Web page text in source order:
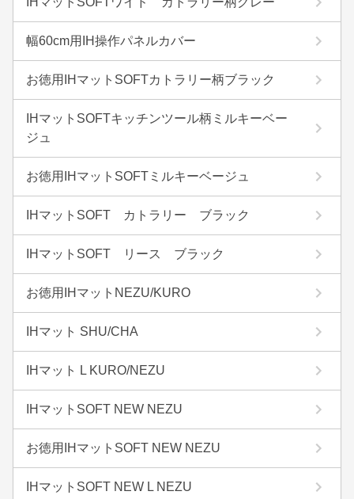
幅60cm用IH操作パネルカバー
お徳用IHマットSOFTカトラリー柄ブラック
IHマットSOFTキッチンツール柄ミルキーベー
ジュ
お徳用IHマットSOFTミルキーベージュ
IHマットSOFT カトラリー ブラック
IHマットSOFT リース ブラック
お徳用IHマットNEZU/KURO
IHマット SHU/CHA
IHマット L KURO/NEZU
IHマットSOFT NEW NEZU
お徳用IHマットSOFT NEW NEZU
IHマットSOFT NEW L NEZU